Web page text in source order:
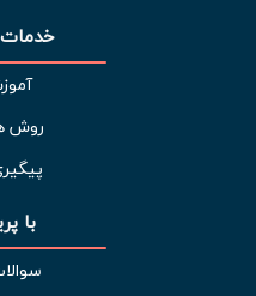
روش
با